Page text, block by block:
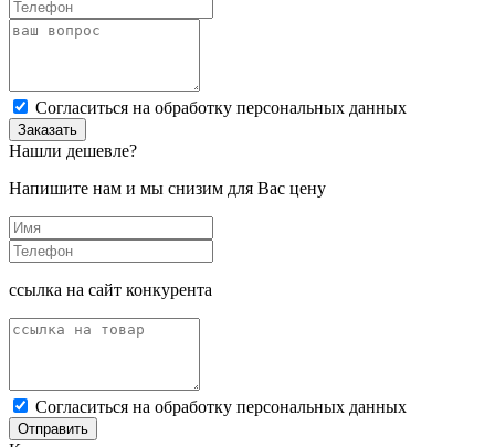
Cогласиться на обработку персональных данных
Заказать
Нашли дешевле?
Напишите нам и мы снизим для Вас цену
ссылка на сайт конкурента
Cогласиться на обработку персональных данных
Отправить